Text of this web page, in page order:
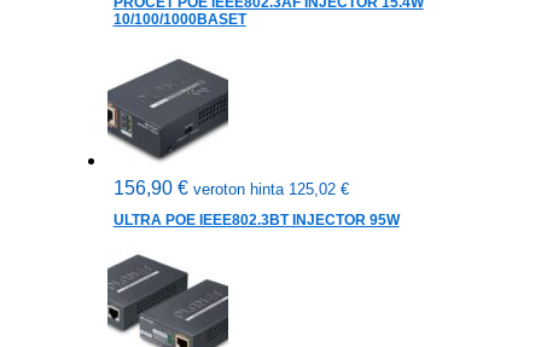
10/100/1000BASET
156,90 € veroton hinta 125,02 €
ULTRA POE IEEE802.3BT INJECTOR 95W